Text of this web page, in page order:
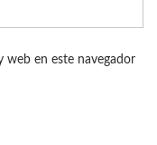
web en este navegador